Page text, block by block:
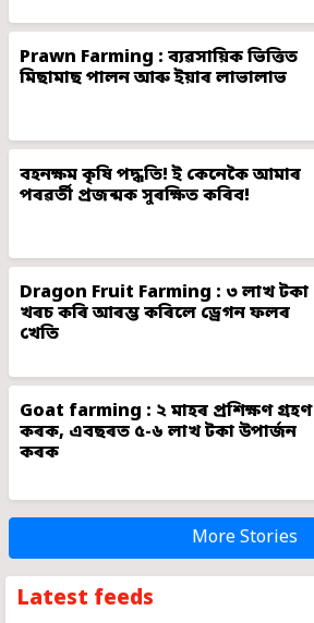
Prawn Farming : ব্যৱসায়িক ভিত্তিত
মিছামাছ পালন আৰু ইয়াৰ লাভালাভ
বহনক্ষম কৃষি পদ্ধতি! ই কেনেকৈ আমাৰ
পৰৱৰ্তী প্ৰজন্মক সুৰক্ষিত কৰিব!
Dragon Fruit Farming : ৩ লাখ টকা
খৰচ কৰি আৰম্ভ কৰিলে ড্ৰেগন ফলৰ
খেতি
Goat farming : ২ মাহৰ প্ৰশিক্ষণ গ্ৰহণ
কৰক, এবছৰত ৫-৬ লাখ টকা উপাৰ্জন
কৰক
More Stories
Latest feeds